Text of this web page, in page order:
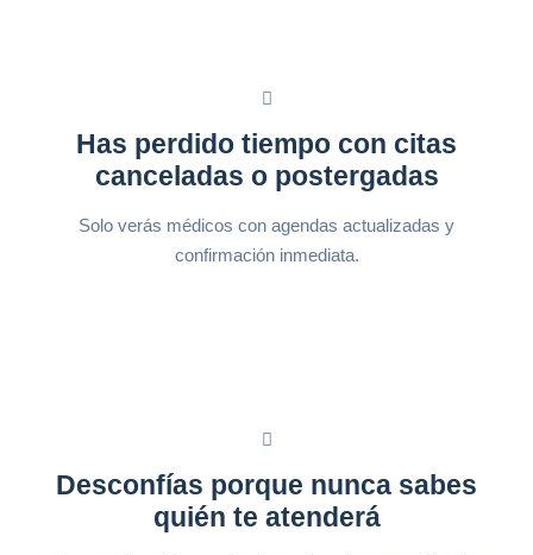
Has perdido tiempo con citas
canceladas o postergadas
Solo verás médicos con agendas actualizadas y
confirmación inmediata.
Desconfías porque nunca sabes
quién te atenderá